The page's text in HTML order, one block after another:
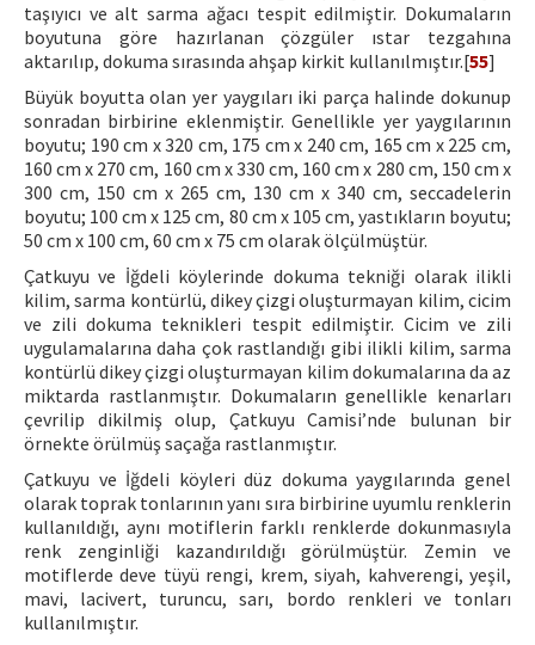
taşıyıcı ve alt sarma ağacı tespit edilmiştir. Dokumaların
boyutuna göre hazırlanan çözgüler ıstar tezgahına
aktarılıp, dokuma sırasında ahşap kirkit kullanılmıştır.[55]
Büyük boyutta olan yer yaygıları iki parça halinde dokunup
sonradan birbirine eklenmiştir. Genellikle yer yaygılarının
boyutu; 190 cm x 320 cm, 175 cm x 240 cm, 165 cm x 225 cm,
160 cm x 270 cm, 160 cm x 330 cm, 160 cm x 280 cm, 150 cm x
300 cm, 150 cm x 265 cm, 130 cm x 340 cm, seccadelerin
boyutu; 100 cm x 125 cm, 80 cm x 105 cm, yastıkların boyutu;
50 cm x 100 cm, 60 cm x 75 cm olarak ölçülmüştür.
Çatkuyu ve İğdeli köylerinde dokuma tekniği olarak ilikli
kilim, sarma kontürlü, dikey çizgi oluşturmayan kilim, cicim
ve zili dokuma teknikleri tespit edilmiştir. Cicim ve zili
uygulamalarına daha çok rastlandığı gibi ilikli kilim, sarma
kontürlü dikey çizgi oluşturmayan kilim dokumalarına da az
miktarda rastlanmıştır. Dokumaların genellikle kenarları
çevrilip dikilmiş olup, Çatkuyu Camisi’nde bulunan bir
örnekte örülmüş saçağa rastlanmıştır.
Çatkuyu ve İğdeli köyleri düz dokuma yaygılarında genel
olarak toprak tonlarının yanı sıra birbirine uyumlu renklerin
kullanıldığı, aynı motiflerin farklı renklerde dokunmasıyla
renk zenginliği kazandırıldığı görülmüştür. Zemin ve
motiflerde deve tüyü rengi, krem, siyah, kahverengi, yeşil,
mavi, lacivert, turuncu, sarı, bordo renkleri ve tonları
kullanılmıştır.